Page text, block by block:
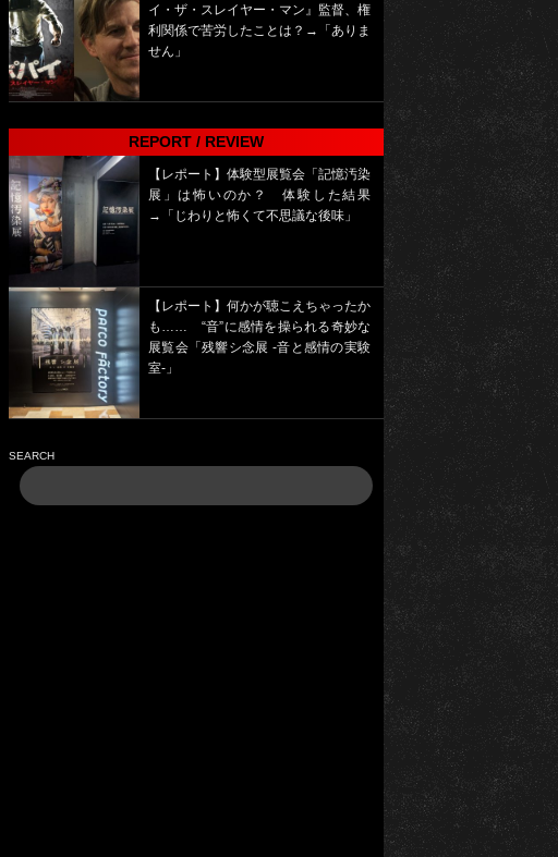
イ・ザ・スレイヤー・マン』監督、権
利関係で苦労したことは？→「ありま
せん」
REPORT / REVIEW
【レポート】体験型展覧会「記憶汚染
展」は怖いのか？ 体験した結果
→「じわりと怖くて不思議な後味」
【レポート】何かが聴こえちゃったか
も…… “音”に感情を操られる奇妙な
展覧会「残響シ念展 -⾳と感情の実験
室-」
SEARCH